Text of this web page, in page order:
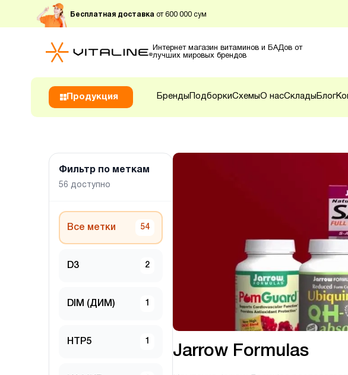
Бесплатная доставка от 600 000 сум
Интернет магазин витаминов и БАДов от
лучших мировых брендов
Продукция Бренды ПодборкиСхемыО насСклады Блог
Фильтр по меткам
56 доступно
Все метки 54
D3 2
DIM (ДИМ) 1
HTP5 1
Jarrow Formulas